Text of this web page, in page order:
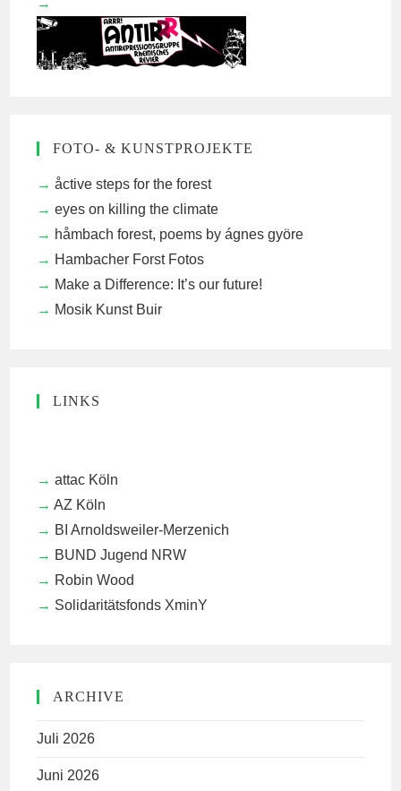
FOTO- & KUNSTPROJEKTE
åctive steps for the forest
eyes on killing the climate
håmbach forest, poems by ágnes györe
Hambacher Forst Fotos
Make a Difference: It’s our future!
Mosik Kunst Buir
LINKS
attac Köln
AZ Köln
BI Arnoldsweiler-Merzenich
BUND Jugend NRW
Robin Wood
Solidaritätsfonds XminY
ARCHIVE
Juli 2026
Juni 2026